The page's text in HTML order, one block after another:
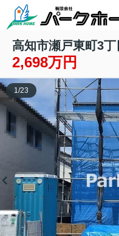
高知市瀬戸東町3
2,698万円
1/23